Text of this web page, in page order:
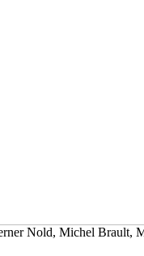
Nold, Michel Brault,